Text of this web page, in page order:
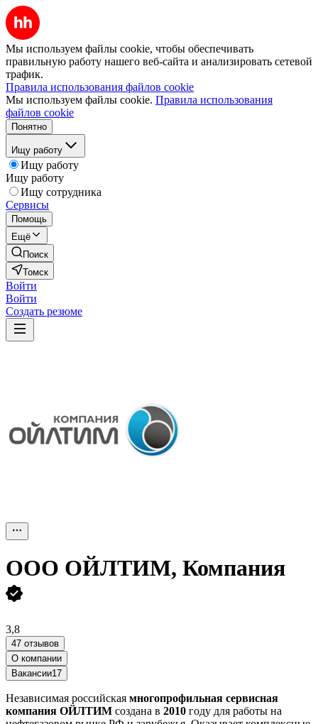
Мы используем файлы cookie, чтобы обеспечивать
правильную работу нашего веб-сайта и анализировать сетевой
трафик.
Правила использования файлов cookie
Мы используем файлы cookie. Правила использования
файлов cookie
Понятно
Ищу работу
Ищу работу
Ищу работу
Ищу сотрудника
Сервисы
Помощь
Ещё
Поиск
Томск
Войти
Войти
Создать резюме
ООО ОЙЛТИМ, Компания
3,8
47 отзывов
О компании
Вакансии17
Независимая российская многопрофильная сервисная
компания ОЙЛТИМ создана в 2010 году для работы на